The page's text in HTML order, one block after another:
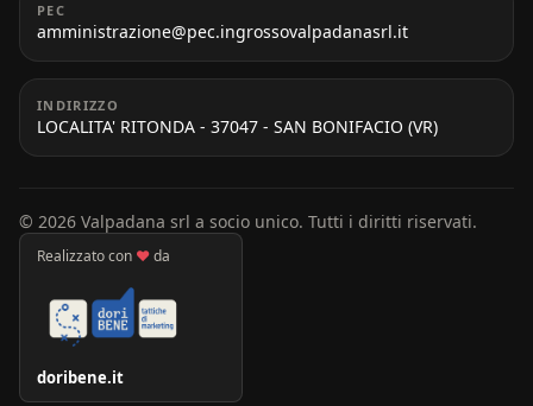
PEC
amministrazione@pec.ingrossovalpadanasrl.it
INDIRIZZO
LOCALITA' RITONDA - 37047 - SAN BONIFACIO (VR)
© 2026 Valpadana srl a socio unico. Tutti i diritti riservati.
Realizzato con ♥da
doribene.it